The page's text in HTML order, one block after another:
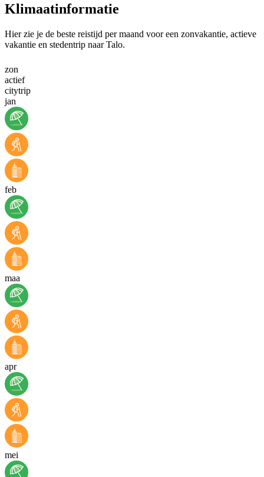
Klimaatinformatie
Hier zie je de beste reistijd per maand voor een zonvakantie, actieve
vakantie en stedentrip naar Talo.
zon
actief
citytrip
jan
feb
maa
apr
mei